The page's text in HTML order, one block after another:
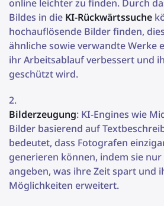
online leichter zu finden. Durch
Bildes in die KI-Rückwärtssuche
hochauflösende Bilder finden,
ähnliche sowie verwandte Werke
ihr Arbeitsablauf verbessert und
geschützt wird.
Bilderzeugung: KI-Engines wie
Bilder basierend auf
bedeutet, dass Fotografen
generieren können, indem sie
angeben, was ihre Zeit spart und
Möglichkeiten erweitert.